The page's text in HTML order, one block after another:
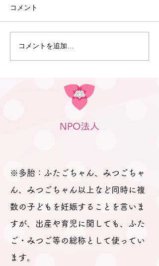
7月9日、Webおしゃべり会を
ふたごママ・パパ・プレママ
が参加されました。 今回も、
間に参加のパパなどが参加さ
れました。 「聞きたいことは
ふたごの妊娠、ましてや初め
経て多胎育児真っ最中のパパ
コメント
コメントを追加…
NPO法人
※多胎：ふたごちゃん、みつごちゃ
ん、みつごちゃん以上など同時に複
数の子どもを妊娠することを言いま
すが、出産や育児に関しても、ふた
ご・みつご等の総称として使ってい
ます。